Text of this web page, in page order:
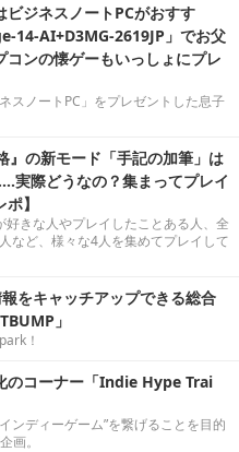
ビジネスノートPCがおすす
14-AI+D3MG-2619JP」でお父
コンの懐ゲーもいっしょにプレ
スノートPC」をプレゼントした息子
』の新モード「手記の加筆」は
実際どうなの？集まってプレイ
】
好きな人やプレイしたことある人、全
など、様々な4人を集めてプレイして
をキャッチアップできる総合
」
！
のコーナー「Indie Hype Trai
ンディーゲーム”を繋げることを目的
画。